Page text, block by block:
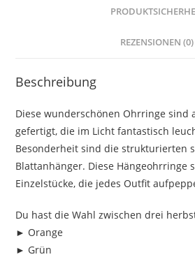
REZENSIONEN (0)
Beschreibung
Diese wunderschönen Ohrringe sind
gefertigt, die im Licht fantastisch
Besonderheit sind die strukturierten
Blattanhänger. Diese Hängeohrringe
Einzelstücke, die jedes Outfit
Du hast die Wahl zwischen drei
► Orange
► Grün